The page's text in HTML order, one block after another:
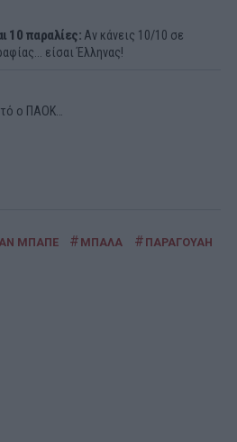
10 παραλίες: Αν κάνεις 10/10 σε
είσαι Έλληνας!
ο ΠΑΟΚ…
ΜΠΑΠΕ # ΜΠΑΛΑ # ΠΑΡΑΓΟΥΑΗ